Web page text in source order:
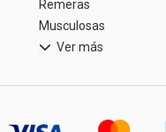
Remeras
Musculosas
Ver más